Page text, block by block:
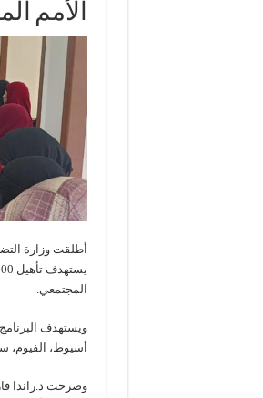
الأمم
أطلقت وزارة
المجتمعي.
أسيوط، الفيوم،
وصرحت د.راندا